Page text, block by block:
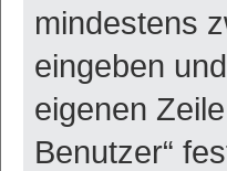
mindestens
eingeben
eigenen
Benutzer“